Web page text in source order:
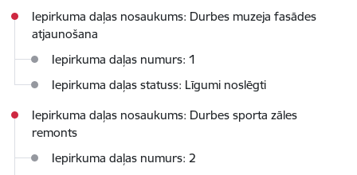
Iepirkuma daļas nosaukums: Durbes muzeja fasādes
atjaunošana
Iepirkuma daļas numurs: 1
Iepirkuma daļas statuss: Līgumi noslēgti
Iepirkuma daļas nosaukums: Durbes sporta zāles
remonts
Iepirkuma daļas numurs: 2